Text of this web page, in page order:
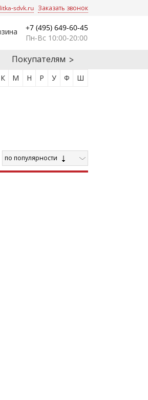
sdvk.ru Заказать звонок
+7 (495) 649-60-45
Пн-Вс 10:00-20:00
Покупателям
К М Н Р У Ф Ш
по популярности